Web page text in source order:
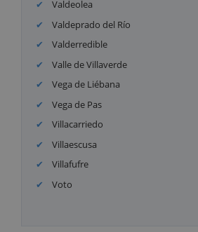
Valdeolea
Valdeprado del Río
Valderredible
Valle de Villaverde
Vega de Liébana
Vega de Pas
Villacarriedo
Villaescusa
Villafufre
Voto